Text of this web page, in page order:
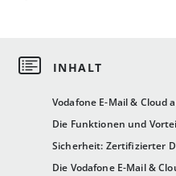
Vodafone E-Mail & Cloud
Die Funktionen und
Sicherheit: Zertifizierter
Die Vodafone E-Mail &